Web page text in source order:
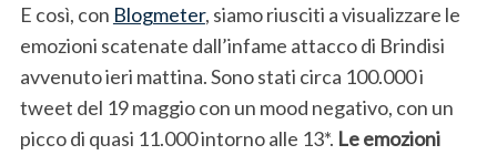
E così, con Blogmeter, siamo riusciti a visualizzare le
emozioni scatenate dall’infame attacco di Brindisi
avvenuto ieri mattina. Sono stati circa 100.000 i
tweet del 19 maggio con un mood negativo, con un
picco di quasi 11.000 intorno alle 13*. Le emozioni